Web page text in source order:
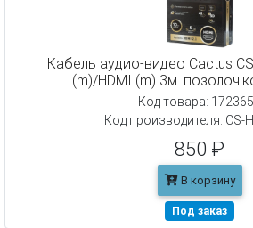
Кабель аудио-видео Cactus
(m)/HDMI (m) 3м.
Код товара:
Код производителя: CS-
850 ₽
В корзину
Под заказ